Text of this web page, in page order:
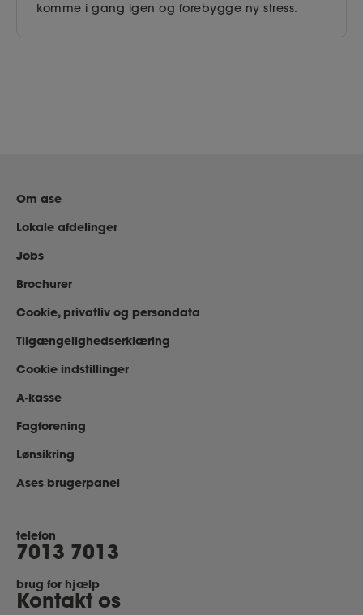
komme i gang igen og forebygge ny stress.
Om ase
Lokale afdelinger
Jobs
Brochurer
Cookie, privatliv og persondata
Tilgængelighedserklæring
Cookie indstillinger
A-kasse
Fagforening
Lønsikring
Ases brugerpanel
telefon
7013 7013
brug for hjælp
Kontakt os